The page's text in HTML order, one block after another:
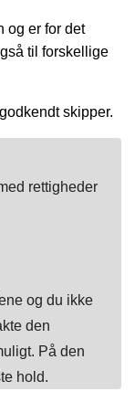
og er for det
til forskellige
skipper.
rettigheder
og du ikke
den
På den
hold.